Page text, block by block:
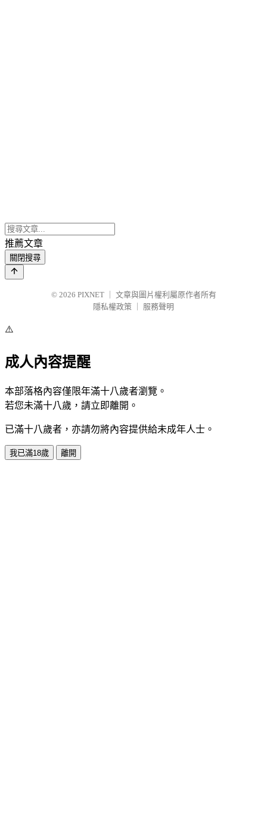
推薦文章
關閉搜尋
© 2026 PIXNET
文章與圖片權利屬原作者所有
隱私權政策
服務聲明
⚠️
成人內容提醒
本部落格內容僅限年滿十八歲者瀏覽。
若您未滿十八歲，請立即離開。
已滿十八歲者，亦請勿將內容提供給未成年人士。
我已滿18歲 離開